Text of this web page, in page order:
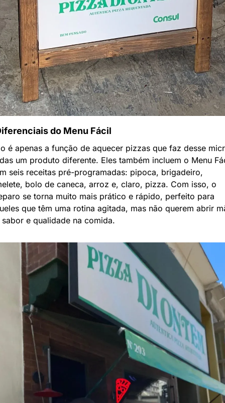
do Menu Fácil
é apenas a função de aquecer pizzas que faz desse
um produto diferente. Eles também incluem o Menu
seis receitas pré-programadas: pipoca, brigadeiro,
bolo de caneca, arroz e, claro, pizza. Com isso, o
se torna muito mais prático e rápido, perfeito para
que têm uma rotina agitada, mas não querem abrir
e qualidade na comida.